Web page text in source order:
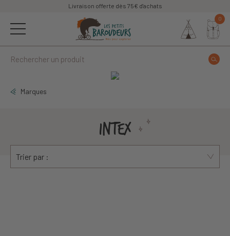
Livraison offerte dès 75€ d'achats
0
Marques
INTEX
Trier par :